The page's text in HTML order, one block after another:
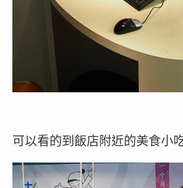
可以看的到飯店附近的美食小